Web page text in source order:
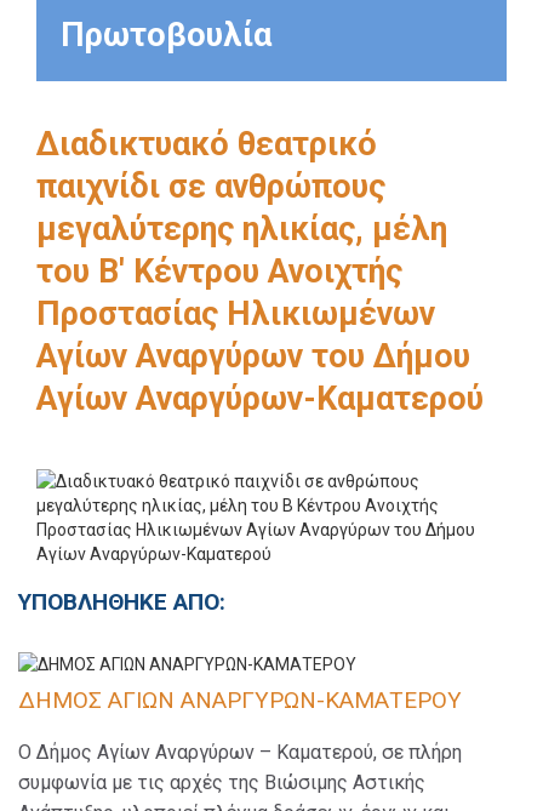
Πρωτοβουλία
Διαδικτυακό θεατρικό
παιχνίδι σε ανθρώπους
μεγαλύτερης ηλικίας, μέλη
του Β' Κέντρου Ανοιχτής
Προστασίας Ηλικιωμένων
Αγίων Αναργύρων του Δήμου
Αγίων Αναργύρων-Καματερού
ΥΠΟΒΛΗΘΗΚΕ ΑΠΟ:
ΔΗΜΟΣ ΑΓΙΩΝ ΑΝΑΡΓΥΡΩΝ-ΚΑΜΑΤΕΡΟΥ
Ο Δήμος Αγίων Αναργύρων – Καματερού, σε πλήρη
συμφωνία με τις αρχές της Βιώσιμης Αστικής